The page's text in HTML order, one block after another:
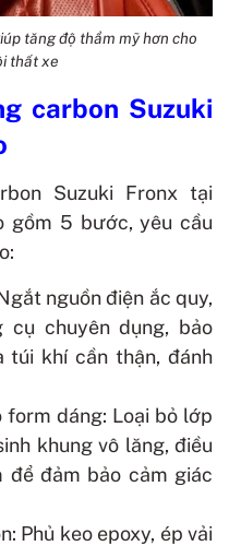
tăng độ thẩm mỹ hơn cho
thất xe
carbon Suzuki
Suzuki Fronx tại
gồm 5 bước, yêu cầu
nguồn điện ắc quy,
cụ chuyên dụng, bảo
túi khí cần thận, đánh
dáng: Loại bỏ lớp
khung vô lăng, điều
để đảm bảo cảm giác
Phủ keo epoxy, ép vải